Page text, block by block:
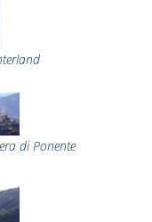
di Ponente